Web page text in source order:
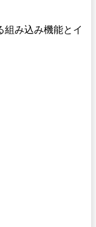
組み込み機能とイ